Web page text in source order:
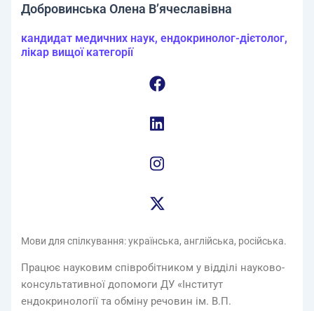
Добровинська Олена В’ячеславівна
кандидат медичних наук, ендокринолог-дієтолог,
лікар вищої категорії
Мови для спілкування: українська, англійська, російська.
Працює науковим співробітником у відділі науково-
консультативної допомоги ДУ «Інститут
ендокринології та обміну речовин ім. В.П.